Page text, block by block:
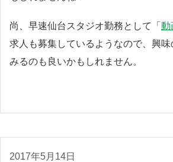
尚、早速仙台スタジオ勤務として「 動
求人も募集しているようなので、興
みるのも良いかもしれません。
2017年5月14日